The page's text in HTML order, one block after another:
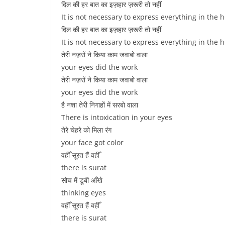
दिल की हर बात का इज़हार ज़रूरी तो नहीं
It is not necessary to express everything in the
दिल की हर बात का इज़हार ज़रूरी तो नहीं
It is not necessary to express everything in the
तेरी नज़रों ने किया काम जवाबो वाला
your eyes did the work
तेरी नज़रों ने किया काम जवाबो वाला
your eyes did the work
है नशा तेरी निगाहों में सरबो वाला
There is intoxication in your eyes
तेरे चेहरे को मिला रंग
your face got color
वहीँ सूरत हैं वहीँ
there is surat
सोच में डूबी आँखे
thinking eyes
वहीँ सूरत हैं वहीँ
there is surat